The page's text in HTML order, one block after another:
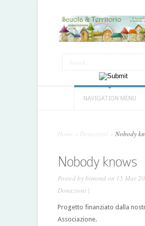
NAVIGATION MENU
Home Donazioni Nobody
Nobody knows
Posted bybimondon 15 Mar
Donazioni|
Progetto finanziato dalla
Associazione.